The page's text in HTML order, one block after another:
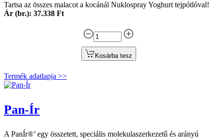
Tartsa az összes malacot a kocánál Nuklospray Yoghurt tejpótlóval!
Ár (br.): 37.338 Ft
Kosárba tesz
Termék adatlapja >>
Pan-Ír
A PanÍr®’ egy összetett, speciális molekulaszerkezetű és arányú